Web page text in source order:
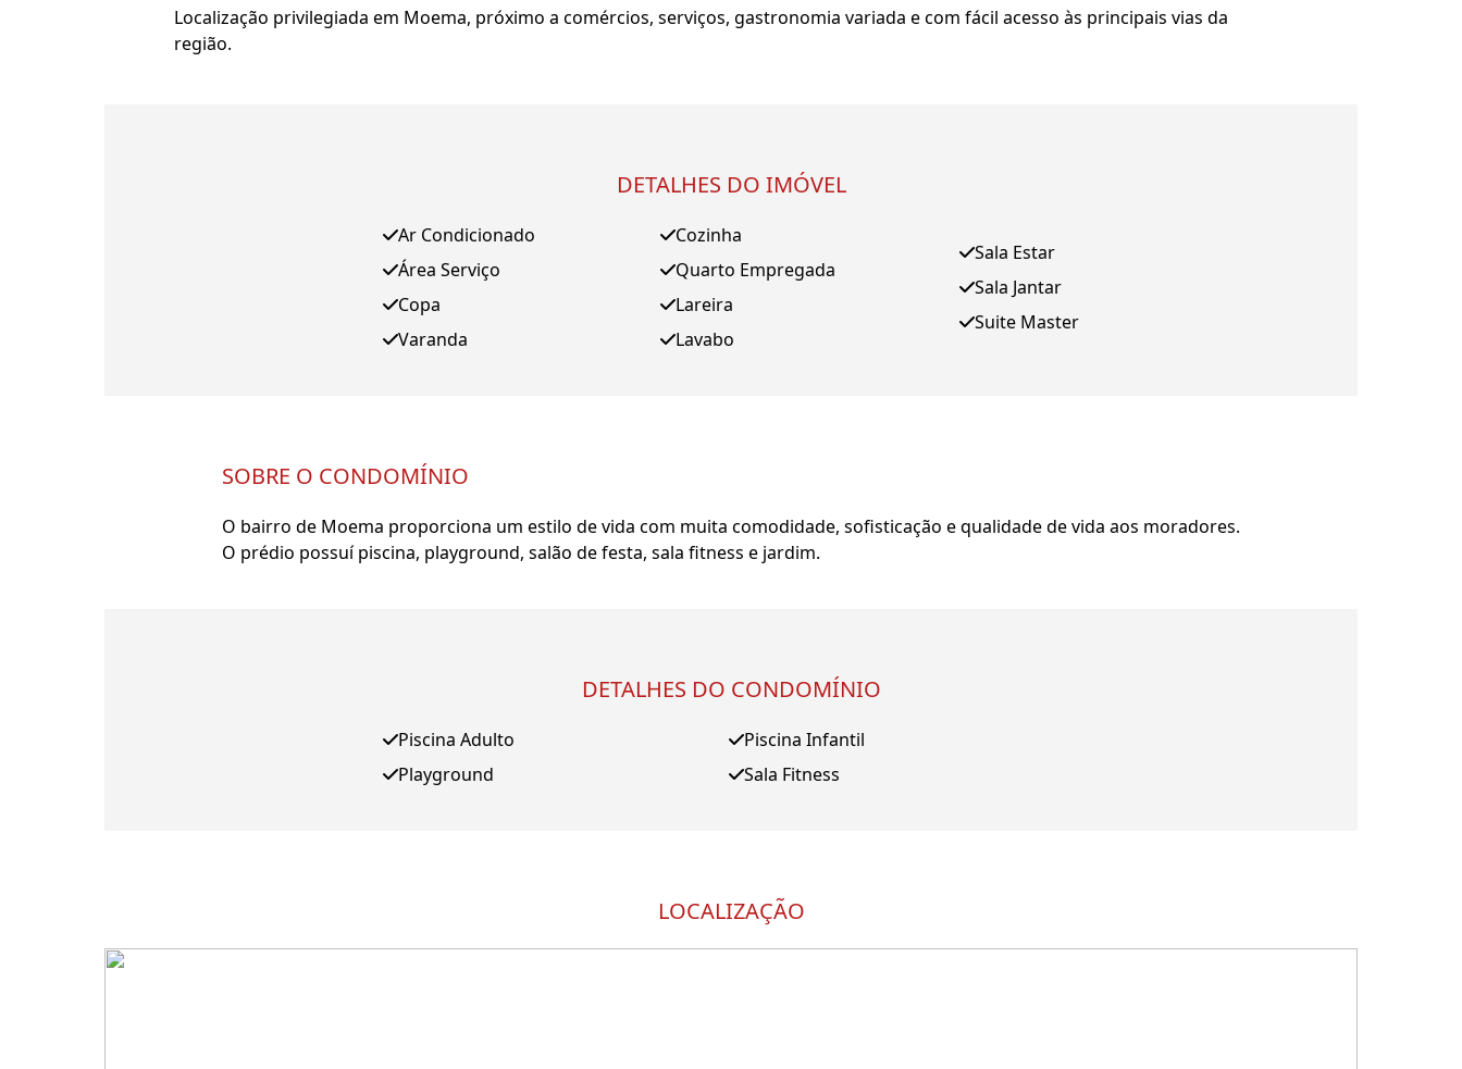
Localização privilegiada em Moema, próximo a comércios, serviços, gastronomia variada e com fácil acesso às principais vias da
região.
DETALHES DO IMÓVEL
Ar Condicionado
Área Serviço
Copa
Varanda
Cozinha
Quarto Empregada
Lareira
Lavabo
Sala Estar
Sala Jantar
Suite Master
SOBRE O CONDOMÍNIO
O bairro de Moema proporciona um estilo de vida com muita comodidade, sofisticação e qualidade de vida aos moradores.
O prédio possuí piscina, playground, salão de festa, sala fitness e jardim.
DETALHES DO CONDOMÍNIO
Piscina Adulto
Playground
Piscina Infantil
Sala Fitness
LOCALIZAÇÃO